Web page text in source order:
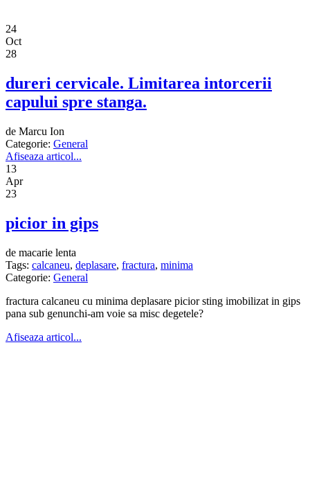
24
Oct
28
dureri cervicale. Limitarea intorcerii
capului spre stanga.
de Marcu Ion
Categorie: General
Afiseaza articol...
13
Apr
23
picior in gips
de macarie lenta
Tags: calcaneu, deplasare, fractura, minima
Categorie: General
fractura calcaneu cu minima deplasare picior sting imobilizat in gips
pana sub genunchi-am voie sa misc degetele?
Afiseaza articol...